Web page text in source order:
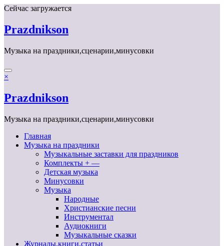
Перейти
содержимому
Сейчас загружается
Prazdnikson
Музыка на праздники,сценарии,минусовки
×
Prazdnikson
Музыка на праздники,сценарии,минусовки
Главная
Музыка на праздники
Музыкальные заставки для праздников
Комплекты + —
Детская музыка
Минусовки
Музыка
Народные
Христианские песни
Инструментал
Аудиокниги
Музыкальные сказки
Журналы,книги,статьи